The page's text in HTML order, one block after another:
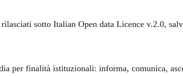
sotto Italian Open data Licence v.2.0,
per finalità istituzionali: informa, comunica,